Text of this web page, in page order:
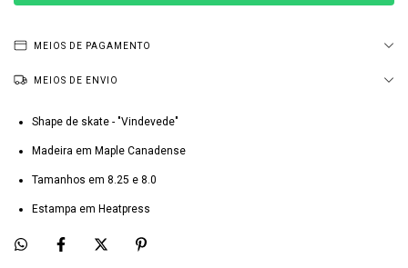
MEIOS DE PAGAMENTO
MEIOS DE ENVIO
Shape de skate - "Vindevede"
Madeira em Maple Canadense
Tamanhos em 8.25 e 8.0
Estampa em Heatpress